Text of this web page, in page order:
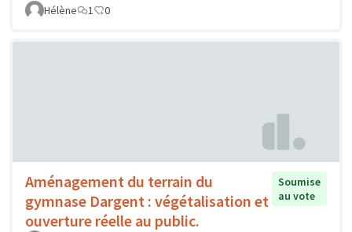
Hélène 1 0
Aménagement du terrain du
gymnase Dargent : végétalisation et
ouverture réelle au public.
Soumise
au vote